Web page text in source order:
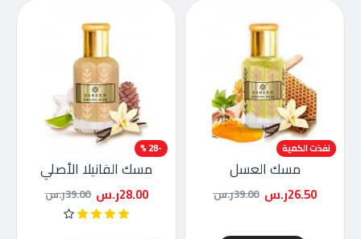
-32 %
نفذت الكمية
مسك العسل
26.50ر.س 39.00ر.س
-28 %
مسك الفانيلا الأصلي
28.00ر.س 39.00ر.س